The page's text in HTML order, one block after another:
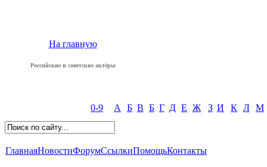
На главную
Российские и советские актёры
0-9 А Б В Б Г Д Е Ж З И К Л М
ГлавнаяНовостиФорумСсылкиПомощьКонтакты